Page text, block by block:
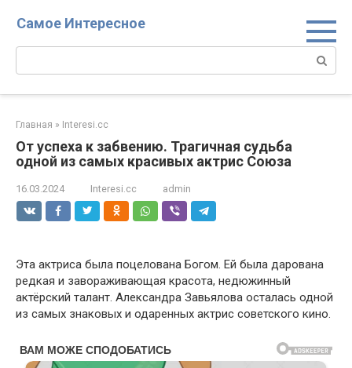
Самое Интересное
Поиск:
Главная » Interesi.cc
От успеха к забвению. Трагичная судьба
одной из самых красивых актрис Союза
16.03.2024 Interesi.cc admin
Эта актриса была поцелована Богом. Ей была дарована
редкая и завораживающая красота, недюжинный
актёрский талант. Александра Завьялова осталась одной
из самых знаковых и одаренных актрис советского кино.